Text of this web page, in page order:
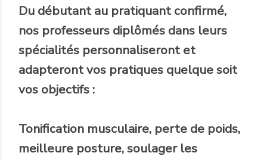
Du débutant au pratiquant confirmé,
nos professeurs diplômés dans leurs
spécialités personnaliseront et
adapteront vos pratiques quelque soit
vos objectifs :
Tonification musculaire, perte de poids,
meilleure posture, soulager les